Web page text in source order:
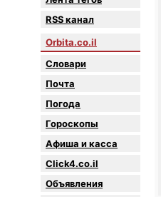
RSS канал
Orbita.co.il
Словари
Почта
Погода
Гороскопы
Афиша и касса
Click4.co.il
Объявления